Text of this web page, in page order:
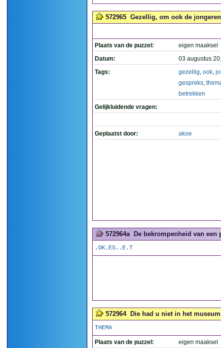
572965 Gezellig, om ook de
Plaats van de puzzel:
eigen maaksel
Datum:
03 augustus
Tags:
gezellig, ook,
gespreks,
betrekken
Gelijkluidende vragen:
Geplaatst door: akoe
572964a De bekrompenheid van een
.OK.ES..E.T
572964 Die had u niet in het
THEMA
Plaats van de puzzel:
eigen maaksel